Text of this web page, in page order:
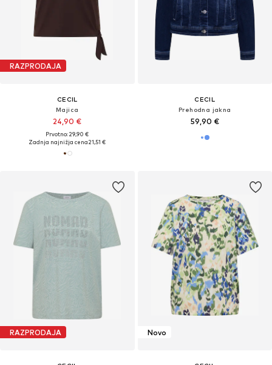
RAZPRODAJA
CECIL
Majica
24,90 €
Prvotno: 29,90 €
Zadnja najnižja cena21,51 €
CECIL
Prehodna jakna
59,90 €
RAZPRODAJA Novo